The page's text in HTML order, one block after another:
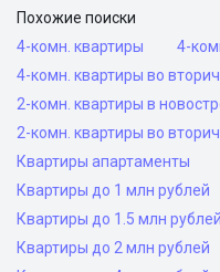
Похожие поиски
4-комн. квартиры
4-
4-комн. квартиры во
2-комн. квартиры в
2-комн. квартиры во
Квартиры апартаменты
Квартиры до 1 млн рублей
Квартиры до 1.5 млн рублей
Квартиры до 2 млн рублей